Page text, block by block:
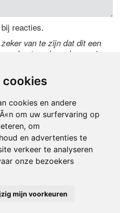
cookies
cookies en andere
om uw surfervaring op
om
en advertenties te
verkeer te analyseren
onze bezoekers
mijn voorkeuren
reacties.
van te zijn dat dit een
code over in
|Brisk magazine